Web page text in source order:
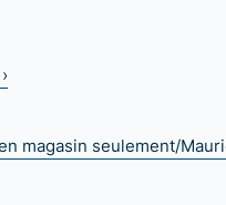
magasin seulement/